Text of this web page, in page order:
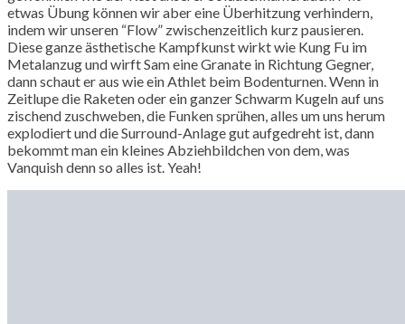
etwas Übung können wir aber eine Überhitzung verhindern,
indem wir unseren “Flow” zwischenzeitlich kurz pausieren.
Diese ganze ästhetische Kampfkunst wirkt wie Kung Fu im
Metalanzug und wirft Sam eine Granate in Richtung Gegner,
dann schaut er aus wie ein Athlet beim Bodenturnen. Wenn in
Zeitlupe die Raketen oder ein ganzer Schwarm Kugeln auf uns
zischend zuschweben, die Funken sprühen, alles um uns herum
explodiert und die Surround-Anlage gut aufgedreht ist, dann
bekommt man ein kleines Abziehbildchen von dem, was
Vanquish denn so alles ist. Yeah!